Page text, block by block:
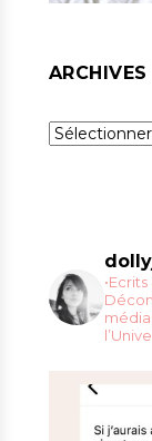
ARCHIVES
Archives